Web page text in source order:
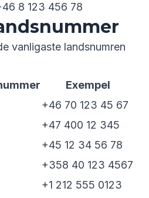
8 123 456 78
vanligaste landsnumren
Exempel
+46 70 123 45 67
+47 400 12 345
+45 12 34 56 78
+358 40 123 4567
+1 212 555 0123